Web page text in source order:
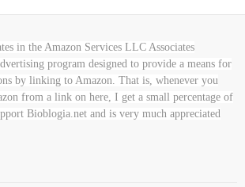
in the Amazon Services LLC Associates
program designed to provide a means for
by linking to Amazon. That is, whenever you
from a link on here, I get a small percentage of
Bioblogia.net and is very much appreciated